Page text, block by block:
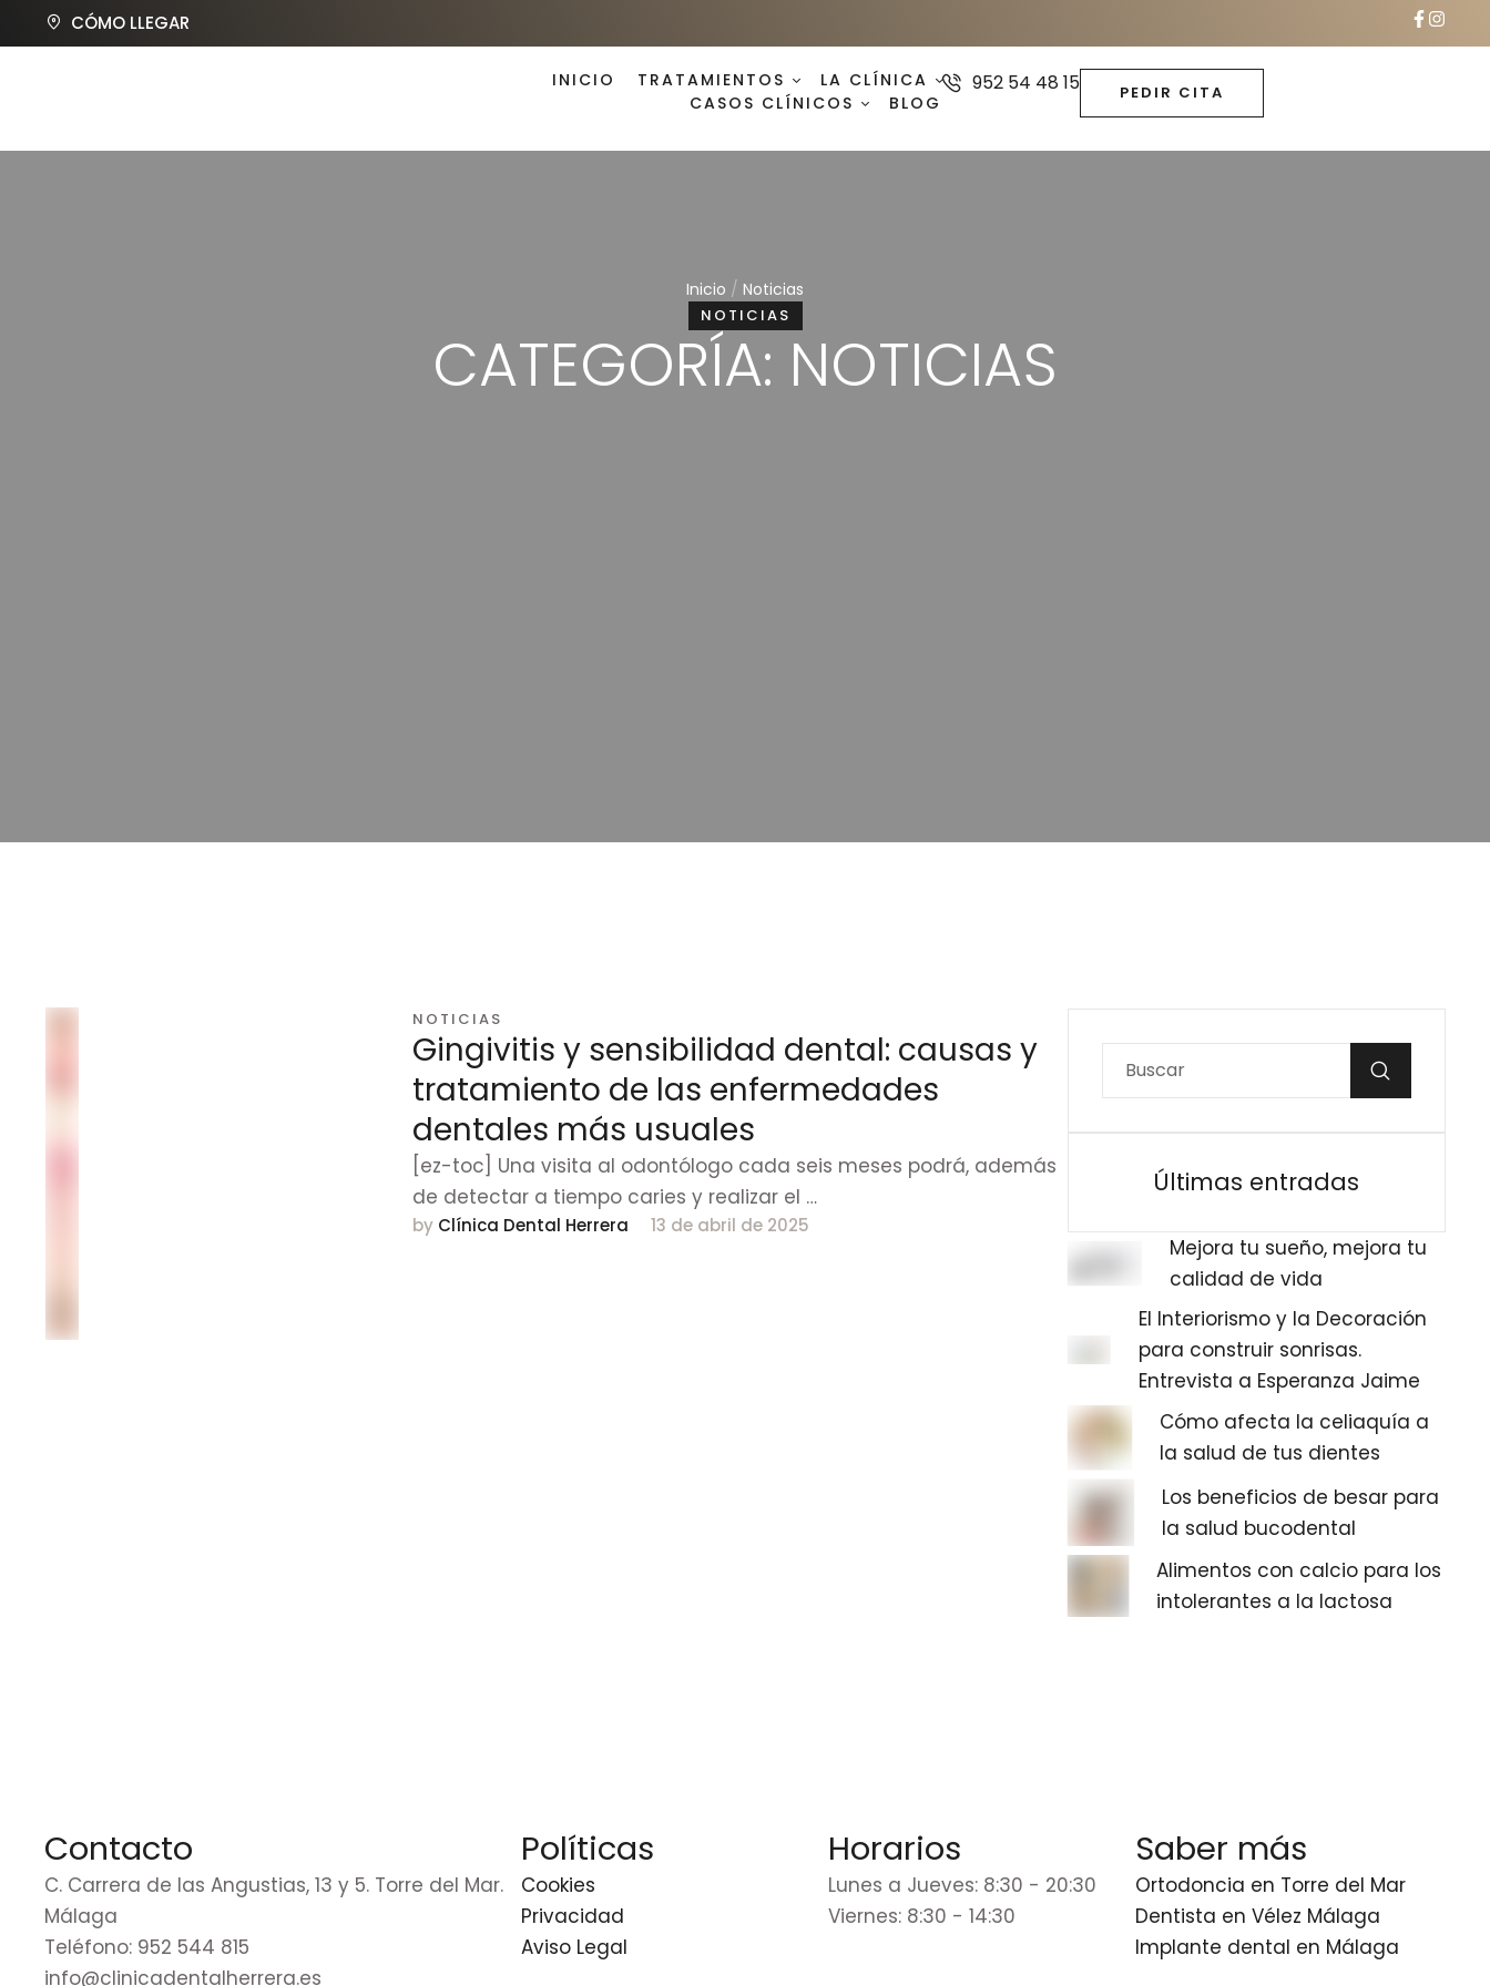
CÓMO LLEGAR
INICIO TRATAMIENTOS
LA CLÍNICA
CASOS CLÍNICOS
BLOG
952 54 48 15 PEDIR CITA
Inicio / Noticias
NOTICIAS
CATEGORÍA: NOTICIAS
NOTICIAS
Gingivitis y sensibilidad dental: causas y
tratamiento de las enfermedades
dentales más usuales
[ez-toc] Una visita al odontólogo cada seis meses podrá, además
de detectar a tiempo caries y realizar el …
by Clínica Dental Herrera 13 de abril de 2025
Últimas entradas
Mejora tu sueño, mejora tu
calidad de vida
El Interiorismo y la Decoración
para construir sonrisas.
Entrevista a Esperanza Jaime
Cómo afecta la celiaquía a
la salud de tus dientes
Los beneficios de besar para
la salud bucodental
Alimentos con calcio para los
intolerantes a la lactosa
Contacto
C. Carrera de las Angustias, 13 y 5. Torre del Mar.
Málaga
Teléfono: 952 544 815
info@clinicadentalherrera.es
Políticas
Cookies
Privacidad
Aviso Legal
Horarios
Lunes a Jueves: 8:30 - 20:30
Viernes: 8:30 - 14:30
Saber más
Ortodoncia en Torre del Mar
Dentista en Vélez Málaga
Implante dental en Málaga